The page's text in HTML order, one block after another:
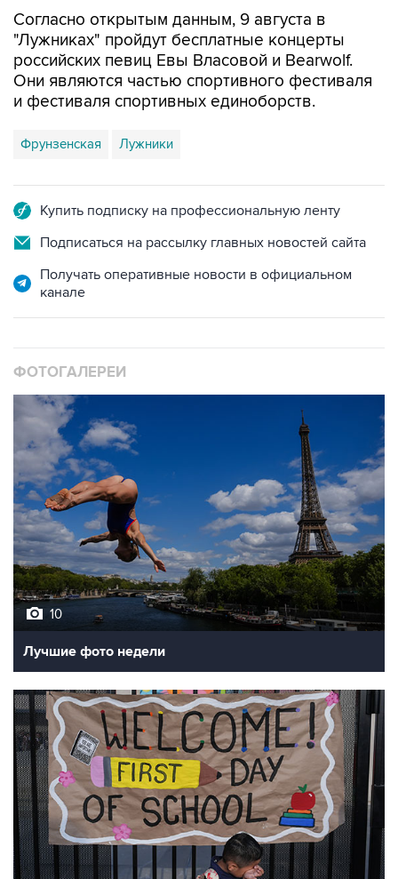
Согласно открытым данным, 9 августа в
"Лужниках" пройдут бесплатные концерты
российских певиц Евы Власовой и Bearwolf.
Они являются частью спортивного фестиваля
и фестиваля спортивных единоборств.
Фрунзенская Лужники
Купить подписку на профессиональную ленту
Подписаться на рассылку главных новостей сайта
Получать оперативные новости в официальном
канале
ФОТОГАЛЕРЕИ
10
Лучшие фото недели